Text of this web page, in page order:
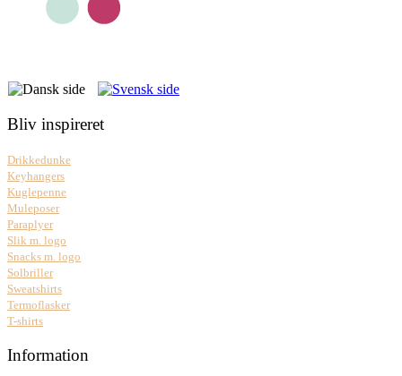
Bliv inspireret
Drikkedunke
Keyhangers
Kuglepenne
Muleposer
Paraplyer
Slik m. logo
Snacks m. logo
Solbriller
Sweatshirts
Termoflasker
T-shirts
Information